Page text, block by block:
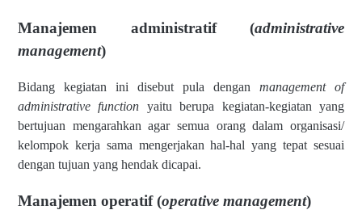
Manajemen administratif (administrative
management)
Bidang kegiatan ini disebut pula dengan management of
administrative function yaitu berupa kegiatan-kegiatan yang
bertujuan mengarahkan agar semua orang dalam organisasi/
kelompok kerja sama mengerjakan hal-hal yang tepat sesuai
dengan tujuan yang hendak dicapai.
Manajemen operatif (operative management)